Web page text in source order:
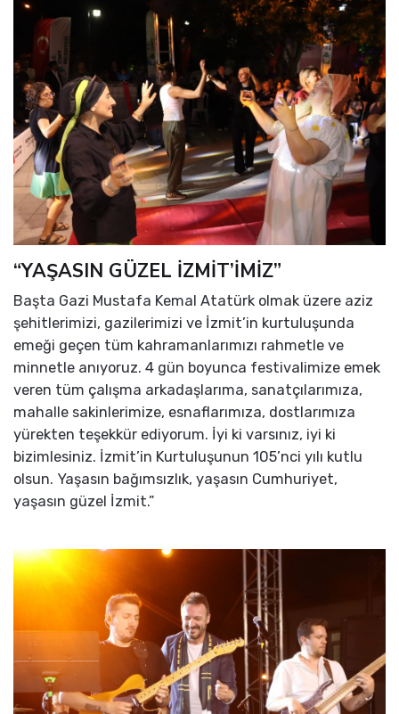
“YAŞASIN GÜZEL İZMİT’İMİZ”
Başta Gazi Mustafa Kemal Atatürk olmak üzere aziz
şehitlerimizi, gazilerimizi ve İzmit’in kurtuluşunda
emeği geçen tüm kahramanlarımızı rahmetle ve
minnetle anıyoruz. 4 gün boyunca festivalimize emek
veren tüm çalışma arkadaşlarıma, sanatçılarımıza,
mahalle sakinlerimize, esnaflarımıza, dostlarımıza
yürekten teşekkür ediyorum. İyi ki varsınız, iyi ki
bizimlesiniz. İzmit’in Kurtuluşunun 105’nci yılı kutlu
olsun. Yaşasın bağımsızlık, yaşasın Cumhuriyet,
yaşasın güzel İzmit.”